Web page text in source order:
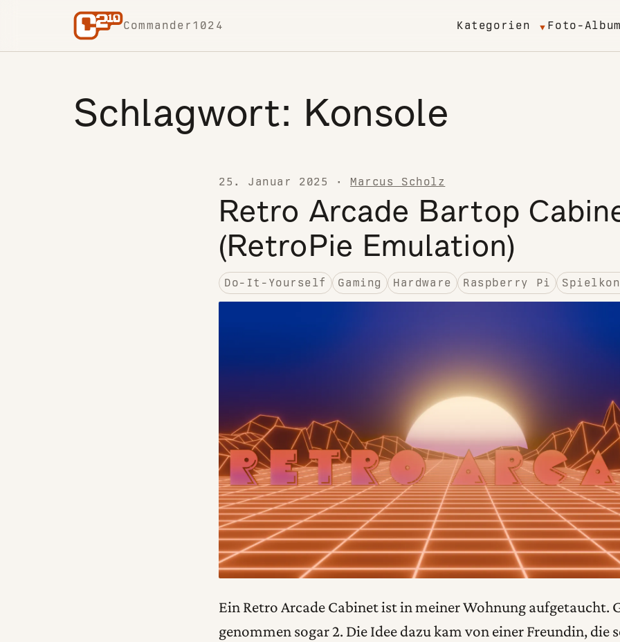
Skip to content
Commander1024 Kategorien Foto-
Schlagwort: Konsole
25. Januar 2025 · Marcus Scholz
Retro Arcade Bartop
(RetroPie Emulation)
Do-It-Yourself Gaming Hardware Raspberry Pi
Ein Retro Arcade Cabinet ist in meiner Wohnung aufgetaucht.
genommen sogar 2. Die Idee dazu kam von einer Freundin, die